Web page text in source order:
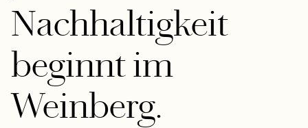
Nachhaltigkeit
beginnt im
Weinberg.